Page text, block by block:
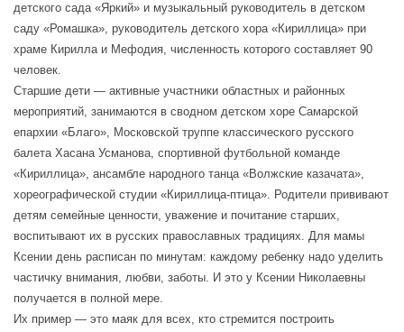
детского сада «Яркий» и музыкальный руководитель в детском
саду «Ромашка», руководитель детского хора «Кириллица» при
храме Кирилла и Мефодия, численность которого составляет 90
человек.
Старшие дети — активные участники областных и районных
мероприятий, занимаются в сводном детском хоре Самарской
епархии «Благо», Московской труппе классического русского
балета Хасана Усманова, спортивной футбольной команде
«Кириллица», ансамбле народного танца «Волжские казачата»,
хореографической студии «Кириллица-птица». Родители прививают
детям семейные ценности, уважение и почитание старших,
воспитывают их в русских православных традициях. Для мамы
Ксении день расписан по минутам: каждому ребенку надо уделить
частичку внимания, любви, заботы. И это у Ксении Николаевны
получается в полной мере.
Их пример — это маяк для всех, кто стремится построить